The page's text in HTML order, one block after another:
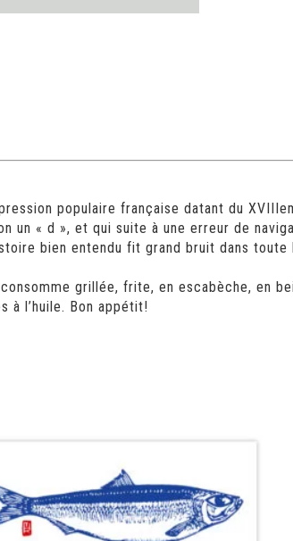
populaire française datant du
un « d », et qui suite à une erreur de
bien entendu fit grand bruit dans
grillée, frite, en escabèche, en
à l’huile. Bon appétit!